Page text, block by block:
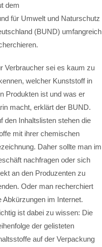
dem
für Umwelt und Naturschutz
(BUND) umfangreich
Verbraucher sei es kaum zu
welcher Kunststoff in
Produkten ist und was er
macht, erklärt der BUND.
den Inhaltslisten stehen die
mit ihrer chemischen
Daher sollte man im
nachfragen oder sich
an den Produzenten zu
Oder man recherchiert
Abkürzungen im Internet.
ist dabei zu wissen: Die
der gelisteten
auf der Verpackung